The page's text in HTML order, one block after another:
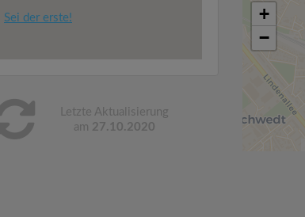
Sei der erste!
Letzte Aktualisierung
am 27.10.2020
+
−